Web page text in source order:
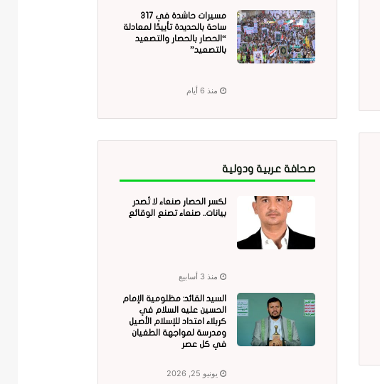
مسيرات حاشدة في 317
ساحة بالحديدة تأييدًا لمعادلة
“الحصار بالحصار والتصعيد
بالتصعيد”
منذ 6 أيام
صحافة عربية ودولية
لكسر الحصار صنعاء لا تُصدر
بيانات.. صنعاء تصنع الوقائع
منذ 3 أسابيع
السيد القائد: مظلومية الإمام
الحسين عليه السلام في
كربلاء امتداد للإسلام الأصيل
ومدرسة لمواجهة الطغيان
في كل عصر
يونيو 25, 2026